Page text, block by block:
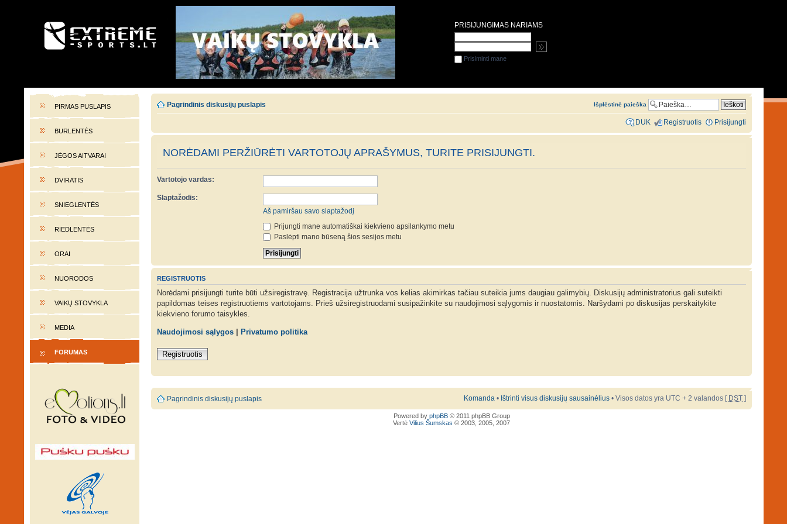
EXTREME-SPORTS.LT
PIRMAS PUSLAPIS
BURLENTĖS
JĖGOS AITVARAI
DVIRATIS
SNIEGLENTĖS
RIEDLENTĖS
ORAI
NUORODOS
VAIKŲ STOVYKLA
MEDIA
FORUMAS
Pagrindinis diskusijų puslapis Išplėstinė paieška
DUK Registruotis Prisijungti
NORĖDAMI PERŽIŪRĖTI VARTOTOJŲ APRAŠYMUS, TURITE PRISIJUNGTI.
Vartotojo vardas:
Slaptažodis:
Aš pamiršau savo slaptažodį
Prijungti mane automatiškai kiekvieno apsilankymo metu
Paslėpti mano būseną šios sesijos metu
REGISTRUOTIS
Norėdami prisijungti turite būti užsiregistravę. Registracija užtrunka vos kelias akimirkas tačiau suteikia jums daugiau galimybių. Diskusijų administratorius gali suteikti
papildomas teises registruotiems vartotojams. Prieš užsiregistruodami susipažinkite su naudojimosi sąlygomis ir nuostatomis. Naršydami po diskusijas perskaitykite
kiekvieno forumo taisykles.
Naudojimosi sąlygos Privatumo politika
Registruotis
Pagrindinis diskusijų puslapis Komanda • Ištrinti visus diskusijų sausainėlius • Visos datos yra UTC + 2 valandos [ DST ]
Powered by phpBB© 2011 phpBB Group
Vertė Vilius Šumskas © 2003, 2005, 2007
PRISIJUNGIMAS NARIAMS
Prisiminti mane